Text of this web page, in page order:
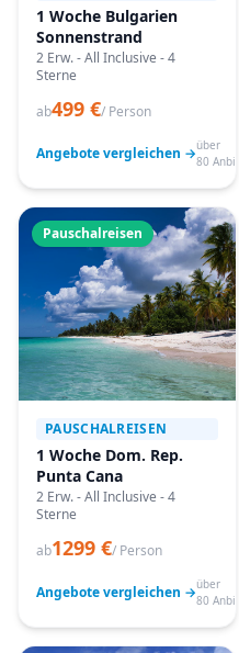
1 Woche Bulgarien
Sonnenstrand
2 Erw. - All Inclusive - 4
Sterne
ab499 €/ Person
Angebote vergleichen →über
80
Pauschalreisen
PAUSCHALREISEN
1 Woche Dom. Rep.
Punta Cana
2 Erw. - All Inclusive - 4
Sterne
ab1299 €/ Person
Angebote vergleichen →über
80